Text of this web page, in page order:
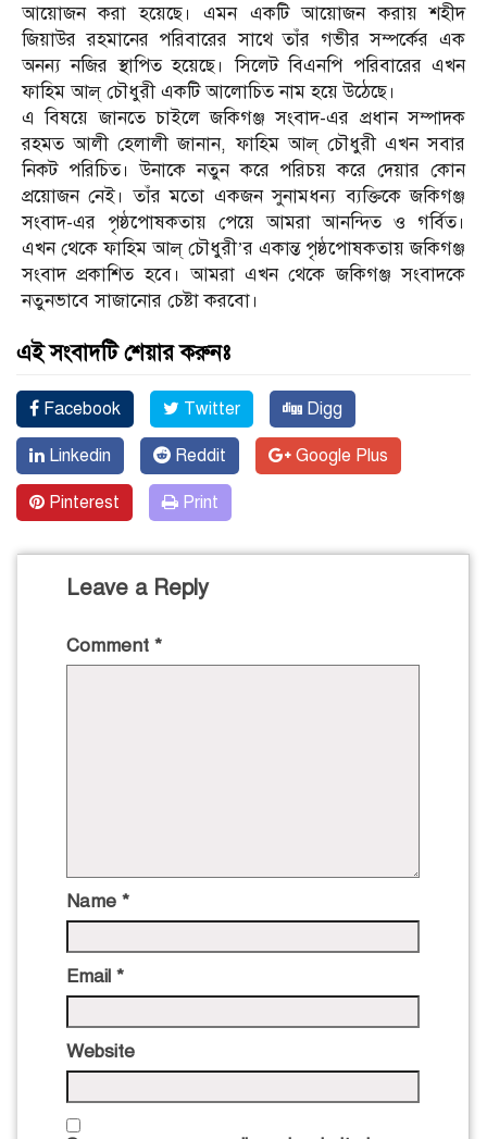
আয়োজন করা হয়েছে। এমন একটি আয়োজন করায় শহীদ
জিয়াউর রহমানের পরিবারের সাথে তাঁর গভীর সম্পর্কের এক
অনন্য নজির স্থাপিত হয়েছে। সিলেট বিএনপি পরিবারের এখন
ফাহিম আল্ চৌধুরী একটি আলোচিত নাম হয়ে উঠেছে।
এ বিষয়ে জানতে চাইলে জকিগঞ্জ সংবাদ-এর প্রধান সম্পাদক
রহমত আলী হেলালী জানান, ফাহিম আল্ চৌধুরী এখন সবার
নিকট পরিচিত। উনাকে নতুন করে পরিচয় করে দেয়ার কোন
প্রয়োজন নেই। তাঁর মতো একজন সুনামধন্য ব্যক্তিকে জকিগঞ্জ
সংবাদ-এর পৃষ্ঠপোষকতায় পেয়ে আমরা আনন্দিত ও গর্বিত।
এখন থেকে ফাহিম আল্ চৌধুরী’র একান্ত পৃষ্ঠপোষকতায় জকিগঞ্জ
সংবাদ প্রকাশিত হবে। আমরা এখন থেকে জকিগঞ্জ সংবাদকে
নতুনভাবে সাজানোর চেষ্টা করবো।
এই সংবাদটি শেয়ার করুনঃ
Facebook Twitter Digg
Linkedin Reddit Google Plus
Pinterest Print
Leave a Reply
Comment *
Name *
Email *
Website